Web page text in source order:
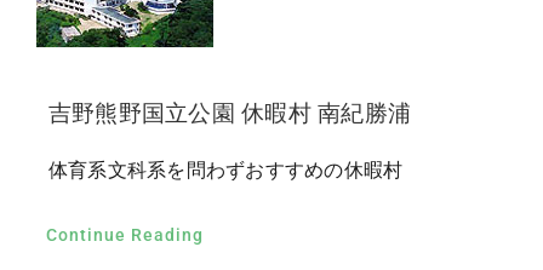
吉野熊野国立公園 休暇村 南紀勝浦
体育系文科系を問わずおすすめの休暇村
Continue Reading